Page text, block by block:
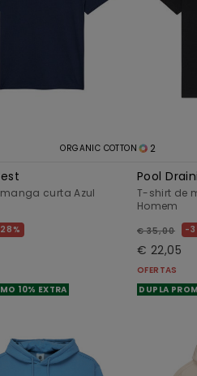
ORGANIC COTTON
curta Azul
28%
10% EXTRA
2
Pool
T-shirt de
Homem
€ 35,00
€ 22,05
OFERTAS
DUPLA